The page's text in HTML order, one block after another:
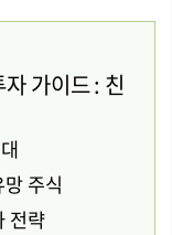
가이드 : 친
주식
전략